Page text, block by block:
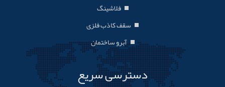
فلاشینگ
سقف کاذب فلزی
آبرو ساختمان
دسترسی سریع